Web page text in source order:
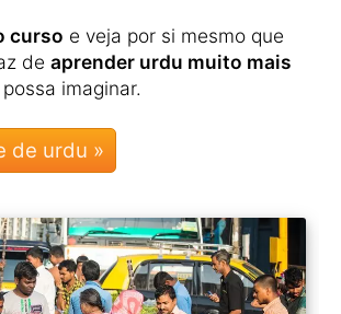
curso e veja por si mesmo que
de aprender urdu muito mais
imaginar.